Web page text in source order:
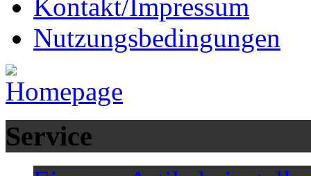
Kontakt/Impressum
Nutzungsbedingungen
Service